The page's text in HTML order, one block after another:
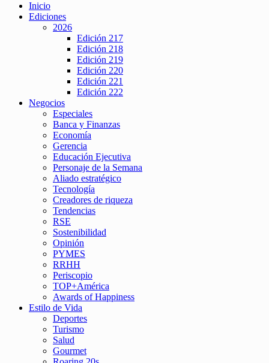
Inicio
Ediciones
2026
Edición 217
Edición 218
Edición 219
Edición 220
Edición 221
Edición 222
Negocios
Especiales
Banca y Finanzas
Economía
Gerencia
Educación Ejecutiva
Personaje de la Semana
Aliado estratégico
Tecnología
Creadores de riqueza
Tendencias
RSE
Sostenibilidad
Opinión
PYMES
RRHH
Periscopio
TOP+América
Awards of Happiness
Estilo de Vida
Deportes
Turismo
Salud
Gourmet